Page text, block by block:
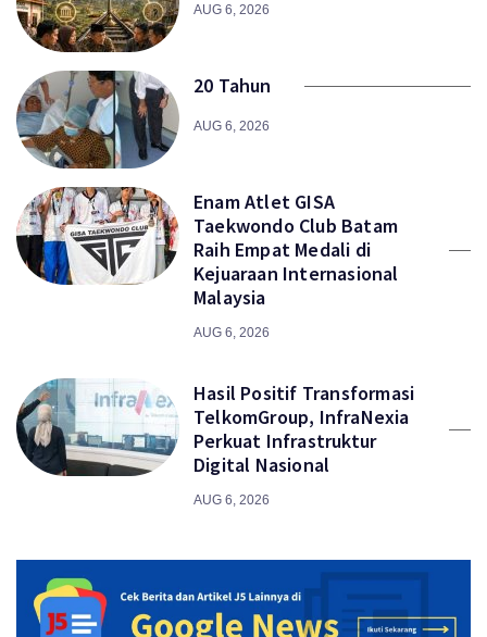
AUG 6, 2026
20 Tahun
AUG 6, 2026
Enam Atlet GISA
Taekwondo Club Batam
Raih Empat Medali di
Kejuaraan Internasional
Malaysia
AUG 6, 2026
Hasil Positif Transformasi
TelkomGroup, InfraNexia
Perkuat Infrastruktur
Digital Nasional
AUG 6, 2026